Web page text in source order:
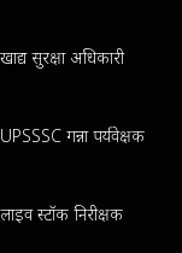
खाद्य सुरक्षा अधिकारी
UPSSSC गन्ना पर्यवेक्षक
लाइव स्टॉक निरीक्षक